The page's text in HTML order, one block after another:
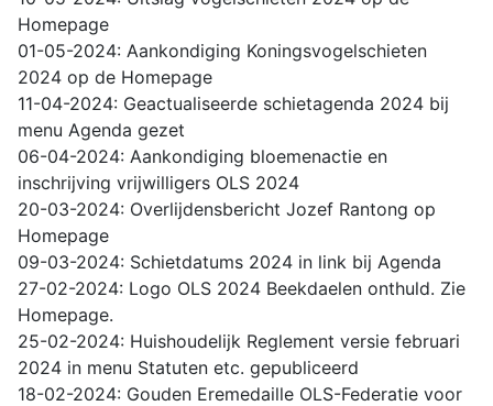
Homepage
01-05-2024: Aankondiging Koningsvogelschieten
2024 op de Homepage
11-04-2024: Geactualiseerde schietagenda 2024 bij
menu Agenda gezet
06-04-2024: Aankondiging bloemenactie en
inschrijving vrijwilligers OLS 2024
20-03-2024: Overlijdensbericht Jozef Rantong op
Homepage
09-03-2024: Schietdatums 2024 in link bij Agenda
27-02-2024: Logo OLS 2024 Beekdaelen onthuld. Zie
Homepage.
25-02-2024: Huishoudelijk Reglement versie februari
2024 in menu Statuten etc. gepubliceerd
18-02-2024: Gouden Eremedaille OLS-Federatie voor